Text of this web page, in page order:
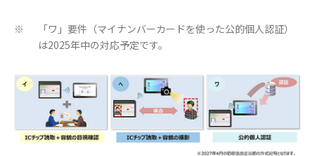
※
「ワ」要件（マイナンバーカードを使った公的個人認証）
は2025年中の対応予定です。